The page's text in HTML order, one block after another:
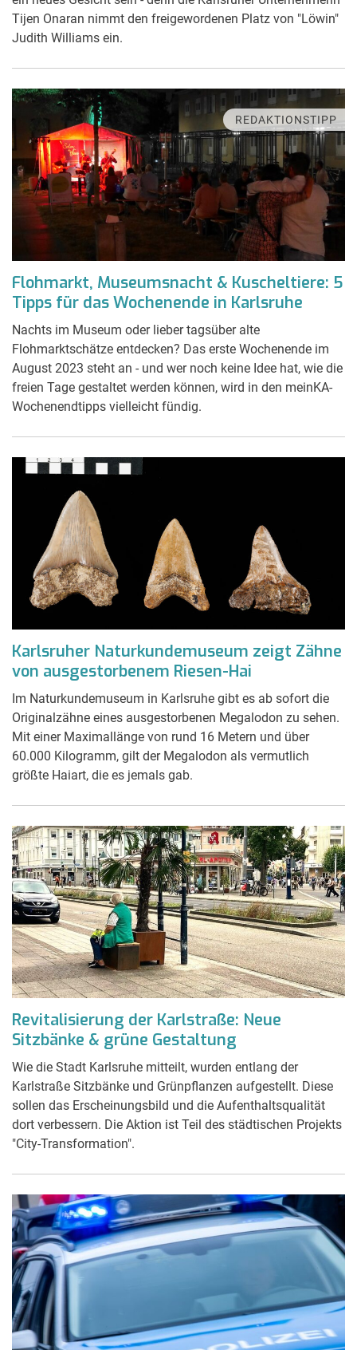
Tijen Onaran nimmt den freigewordenen Platz von "Löwin"
Judith Williams ein.
REDAKTIONSTIPP
Flohmarkt, Museumsnacht & Kuscheltiere: 5
Tipps für das Wochenende in Karlsruhe
Nachts im Museum oder lieber tagsüber alte
Flohmarktschätze entdecken? Das erste Wochenende im
August 2023 steht an - und wer noch keine Idee hat, wie die
freien Tage gestaltet werden können, wird in den meinKA-
Wochenendtipps vielleicht fündig.
Karlsruher Naturkundemuseum zeigt Zähne
von ausgestorbenem Riesen-Hai
Im Naturkundemuseum in Karlsruhe gibt es ab sofort die
Originalzähne eines ausgestorbenen Megalodon zu sehen.
Mit einer Maximallänge von rund 16 Metern und über
60.000 Kilogramm, gilt der Megalodon als vermutlich
größte Haiart, die es jemals gab.
Revitalisierung der Karlstraße: Neue
Sitzbänke & grüne Gestaltung
Wie die Stadt Karlsruhe mitteilt, wurden entlang der
Karlstraße Sitzbänke und Grünpflanzen aufgestellt. Diese
sollen das Erscheinungsbild und die Aufenthaltsqualität
dort verbessern. Die Aktion ist Teil des städtischen Projekts
"City-Transformation".